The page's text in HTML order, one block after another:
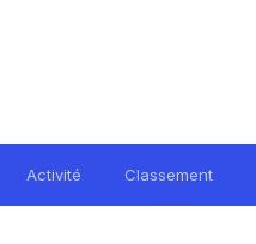
Activité Classement